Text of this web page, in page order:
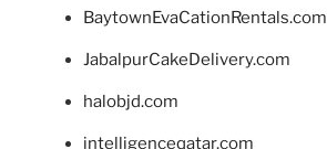
BaytownEvaCationRentals.com
JabalpurCakeDelivery.com
halobjd.com
intelligenceqatar.com